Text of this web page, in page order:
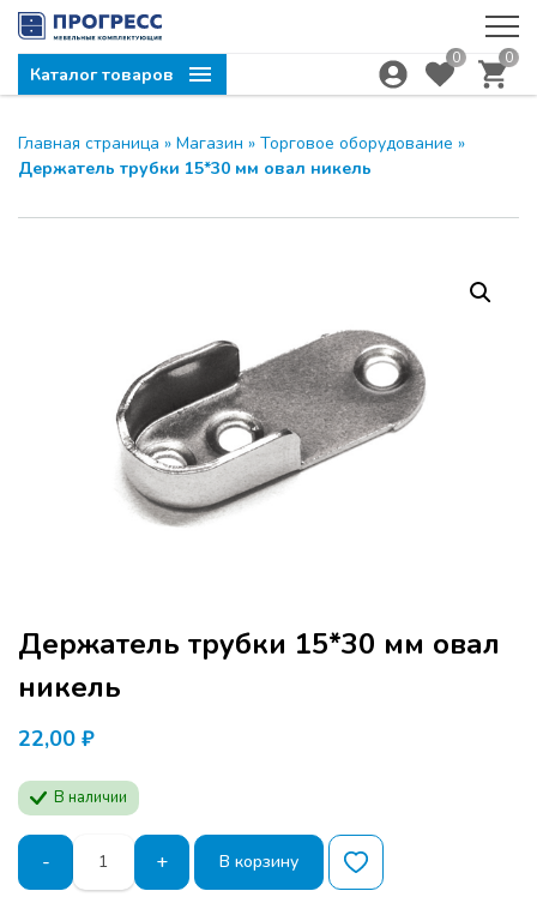
Каталог товаров
0 0
Главная страница » Магазин » Торговое оборудование »
Держатель трубки 15*30 мм овал никель
Держатель трубки 15*30 мм овал
никель
22,00 ₽
В наличии
-
Количество
товара
Держатель
+ В корзину